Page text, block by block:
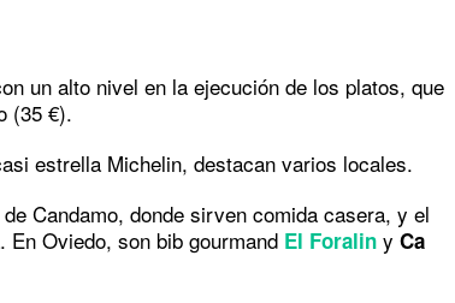
un alto nivel en la ejecución de los platos, que
(35 €).
estrella Michelin, destacan varios locales.
Candamo, donde sirven comida casera, y el
En Oviedo, son bib gourmand El Foralin y Ca